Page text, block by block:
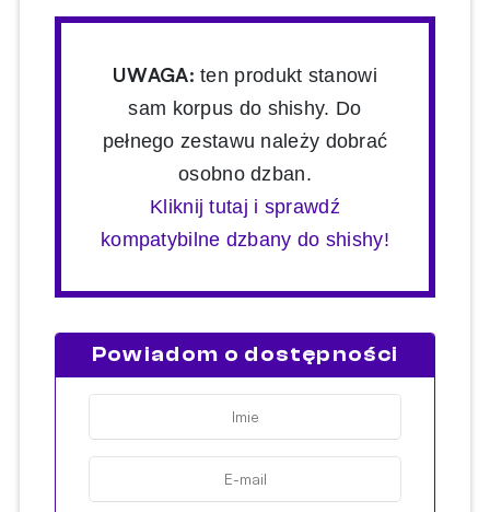
UWAGA: ten produkt stanowi
sam korpus do shishy. Do
pełnego zestawu należy dobrać
osobno dzban.
Kliknij tutaj i sprawdź
kompatybilne dzbany do shishy!
Powiadom o dostępności